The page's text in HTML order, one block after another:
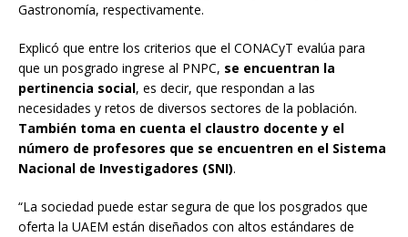
Gastronomía, respectivamente.
Explicó que entre los criterios que el CONACyT evalúa para
que un posgrado ingrese al PNPC, se encuentran la
pertinencia social, es decir, que respondan a las
necesidades y retos de diversos sectores de la población.
También toma en cuenta el claustro docente y el
número de profesores que se encuentren en el Sistema
Nacional de Investigadores (SNI).
“La sociedad puede estar segura de que los posgrados que
oferta la UAEM están diseñados con altos estándares de